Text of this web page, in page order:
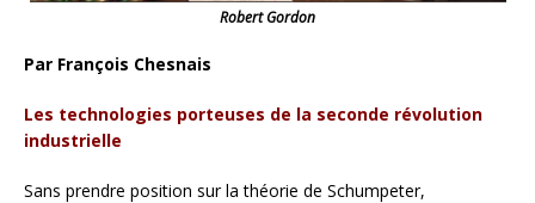
Robert Gordon
Par François Chesnais
Les technologies porteuses de la seconde révolution
industrielle
Sans prendre position sur la théorie de Schumpeter,